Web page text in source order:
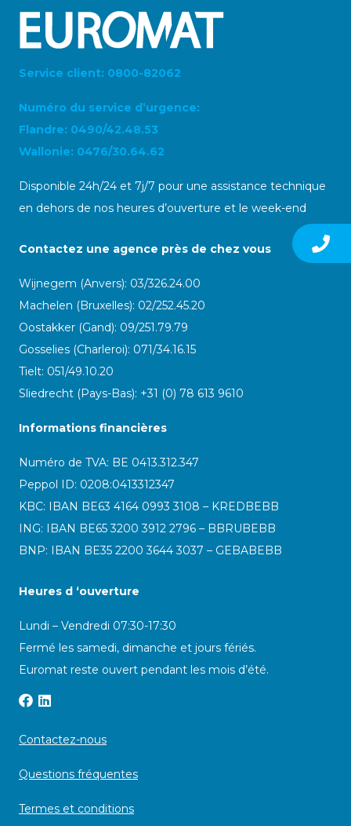
Service client: 0800-82062
Numéro du service d’urgence:
Flandre: 0490/42.48.53
Wallonie: 0476/30.64.62
Disponible 24h/24 et 7j/7 pour une assistance technique
en dehors de nos heures d’ouverture et le week-end
Contactez une agence près de chez vous
Wijnegem (Anvers): 03/326.24.00
Machelen (Bruxelles): 02/252.45.20
Oostakker (Gand): 09/251.79.79
Gosselies (Charleroi): 071/34.16.15
Tielt: 051/49.10.20
Sliedrecht (Pays-Bas): +31 (0) 78 613 9610
Informations financières
Numéro de TVA: BE 0413.312.347
Peppol ID: 0208:0413312347
KBC: IBAN BE63 4164 0993 3108 – KREDBEBB
ING: IBAN BE65 3200 3912 2796 – BBRUBEBB
BNP: IBAN BE35 2200 3644 3037 – GEBABEBB
Heures d ‘ouverture
Lundi – Vendredi 07:30-17:30
Fermé les samedi, dimanche et jours fériés.
Euromat reste ouvert pendant les mois d’été.
Contactez-nous
Questions fréquentes
Termes et conditions